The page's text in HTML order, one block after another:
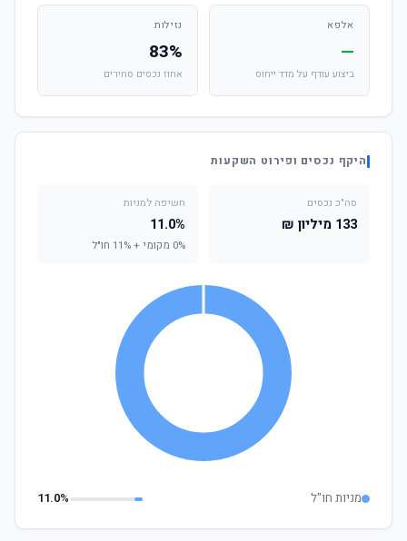
אלפא
—
ביצוע עודף על מדד ייחוס
נזילות
83%
אחוז נכסים סחירים
היקף נכסים ופירוט השקעות
סה"כ נכסים
133 מיליון ₪
חשיפה למניות
11.0%
0% מקומי + 11% חו"ל
מניות חו"ל 11.0%